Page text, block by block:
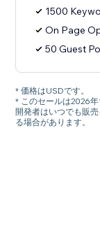
1500
On Page
50 Guest
* 価格はUSDです。
* このセールは2026
開発者はいつでも販
る場合があります。